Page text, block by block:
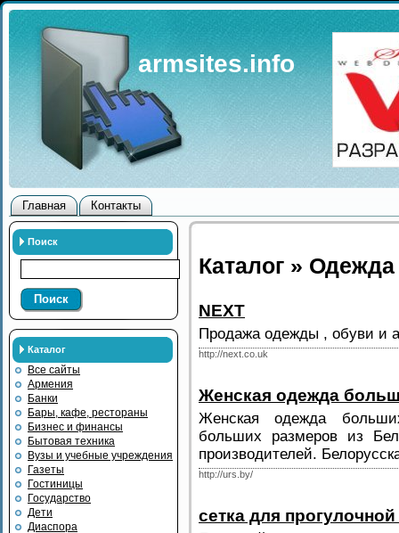
armsites.info
Главная Контакты
Поиск
Поиск
Каталог
Все сайты
Армения
Банки
Бары, кафе, рестораны
Бизнес и финансы
Бытовая техника
Вузы и учебные учреждения
Газеты
Гостиницы
Государство
Дети
Диаспора
Каталог »
NEXT
Продажа одежды , обуви и
http://next.co.uk
Женская одежда
Женская одежда
больших размеров из
производителей.
http://urs.by/
cетка для